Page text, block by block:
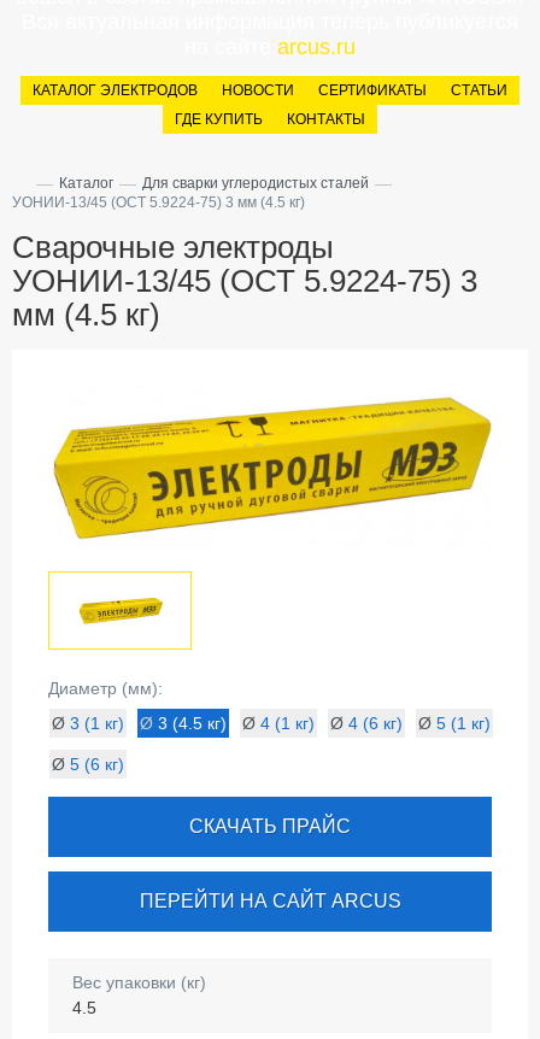
arcus.ru
КАТАЛОГ ЭЛЕКТРОДОВ НОВОСТИ СЕРТИФИКАТЫ
СТАТЬИ
ГДЕ КУПИТЬ
КОНТАКТЫ
— Каталог — Для сварки углеродистых сталей —
УОНИИ-13/45 (ОСТ 5.9224-75) 3 мм (4.5 кг)
Сварочные электроды
УОНИИ-13/45 (ОСТ 5.9224-75) 3
мм (4.5 кг)
Диаметр (мм):
Ø 3 (1 кг) Ø 3 (4.5 кг) Ø 4 (1 кг) Ø 4 (6 кг) Ø 5 (1 кг)
Ø 5 (6 кг)
СКАЧАТЬ ПРАЙС
ПЕРЕЙТИ НА САЙТ ARCUS
Вес упаковки (кг)
4.5